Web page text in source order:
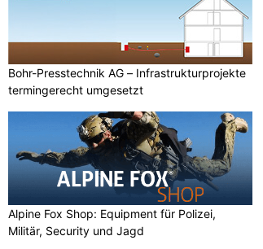
Bohr-Presstechnik AG – Infrastrukturprojekte
termingerecht umgesetzt
Alpine Fox Shop: Equipment für Polizei,
Militär, Security und Jagd